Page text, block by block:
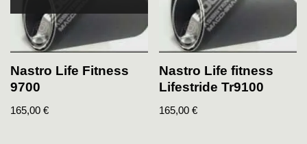
Nastro Life Fitness
9700
165,00 €
Nastro Life fitness
Lifestride Tr9100
165,00€